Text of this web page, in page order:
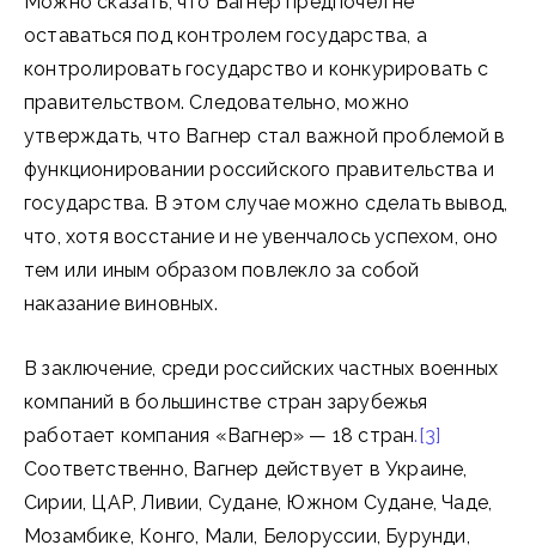
оставаться под контролем государства, а
контролировать государство и конкурировать с
правительством. Следовательно, можно
утверждать, что Вагнер стал важной проблемой в
функционировании российского правительства и
государства. В этом случае можно сделать вывод,
что, хотя восстание и не увенчалось успехом, оно
тем или иным образом повлекло за собой
наказание виновных.
В заключение, среди российских частных военных
компаний в большинстве стран зарубежья
работает компания «Вагнер» — 18 стран.[3]
Соответственно, Вагнер действует в Украине,
Сирии, ЦАР, Ливии, Судане, Южном Судане, Чаде,
Мозамбике, Конго, Мали, Белоруссии, Бурунди,